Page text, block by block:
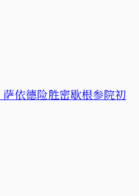
依德险胜密歇根参院初